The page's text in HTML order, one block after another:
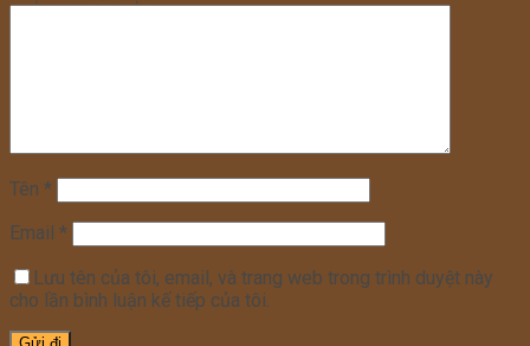
Tên *
Email *
Lưu tên của tôi, email, và trang web trong trình duyệt này
cho lần bình luận kế tiếp của tôi.